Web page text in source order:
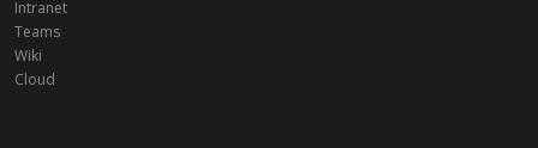
Intranet
Teams
Wiki
Cloud